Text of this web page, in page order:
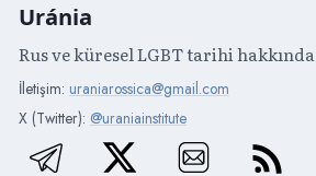
Uránia
Rus ve küresel LGBT tarihi
İletişim: uraniarossica@gmail.com
X (Twitter): @uraniainstitute